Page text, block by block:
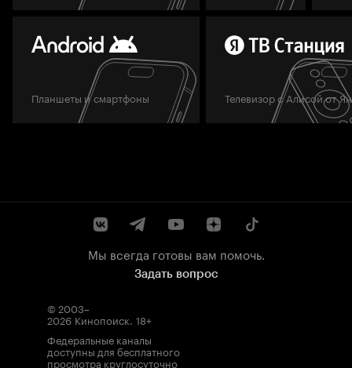
Планшеты и смартфоны Телевизор с Алисой от
Мы всегда готовы вам помочь.
Задать вопрос
© 2003–
2026 Кинопоиск. 18+
Федеральные каналы
доступны для бесплатного
просмотра круглосуточно